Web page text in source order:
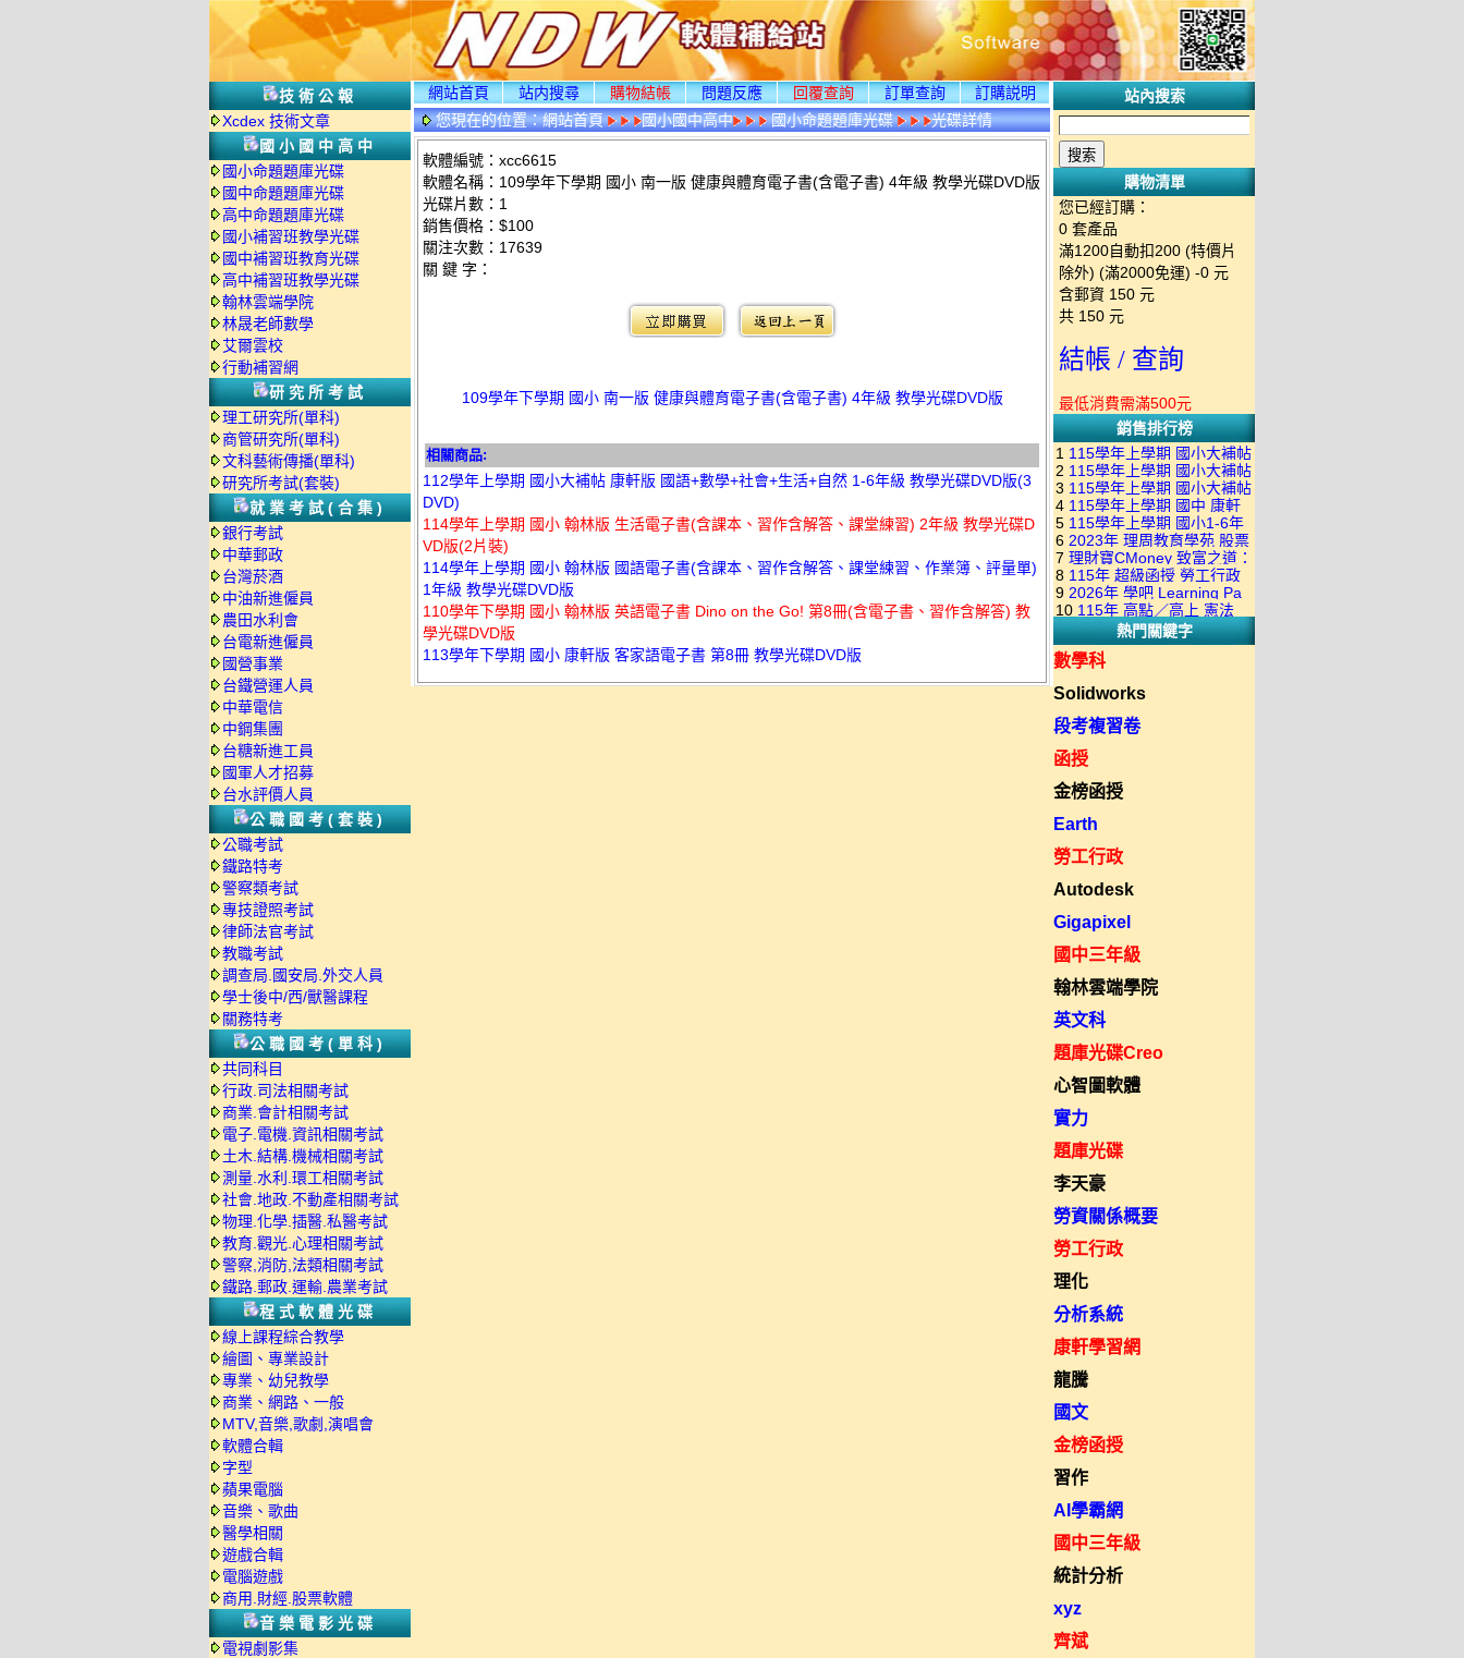
技術公報
Xcdex 技術文章
國小國中高中
國小命題題庫光碟
國中命題題庫光碟
高中命題題庫光碟
國小補習班教學光碟
國中補習班教育光碟
高中補習班教學光碟
翰林雲端學院
林晟老師數學
艾爾雲校
行動補習網
研究所考試
理工研究所(單科)
商管研究所(單科)
文科藝術傳播(單科)
研究所考試(套裝)
就業考試(合集)
銀行考試
中華郵政
台灣菸酒
中油新進僱員
農田水利會
台電新進僱員
國營事業
台鐵營運人員
中華電信
中鋼集團
台糖新進工員
國軍人才招募
台水評價人員
公職國考(套裝)
公職考試
鐵路特考
警察類考試
專技證照考試
律師法官考試
教職考試
調查局.國安局.外交人員
學士後中/西/獸醫課程
關務特考
公職國考(單科)
共同科目
行政.司法相關考試
商業.會計相關考試
電子.電機.資訊相關考試
土木.結構.機械相關考試
測量.水利.環工相關考試
社會.地政.不動產相關考試
物理.化學.插醫.私醫考試
教育.觀光.心理相關考試
警察,消防,法類相關考試
鐵路.郵政.運輸.農業考試
程式軟體光碟
線上課程綜合教學
繪圖、專業設計
專業、幼兒教學
商業、網路、一般
MTV,音樂,歌劇,演唱會
軟體合輯
字型
蘋果電腦
音樂、歌曲
醫學相關
遊戲合輯
電腦遊戲
商用.財經.股票軟體
音樂電影光碟
電視劇影集
網站首頁 站内搜尋 購物結帳 問題反應 回覆查詢 訂單查詢
訂購説明
您現在的位置：網站首頁 國小國中高中 國小命題題庫光碟 光碟詳情
軟體編號：xcc6615
軟體名稱：109學年下學期 國小 南一版 健康與體育電子書(含電子書) 4年級 教學光碟DVD版
光碟片數：1
銷售價格：$100
關注次數： 17639
關 鍵 字：
109學年下學期 國小 南一版 健康與體育電子書(含電子書) 4年級 教學光碟DVD版
相關商品:
112學年上學期 國小大補帖 康軒版 國語+數學+社會+生活+自然 1-6年級 教學光碟DVD版(3
DVD)
114學年上學期 國小 翰林版 生活電子書(含課本、習作含解答、課堂練習) 2年級 教學光碟D
VD版(2片裝)
114學年上學期 國小 翰林版 國語電子書(含課本、習作含解答、課堂練習、作業簿、評量單)
1年級 教學光碟DVD版
110學年下學期 國小 翰林版 英語電子書 Dino on the Go! 第8冊(含電子書、習作含解答) 教
學光碟DVD版
113學年下學期 國小 康軒版 客家語電子書 第8冊 教學光碟DVD版
站內搜索
購物清單
您已經訂購：
0 套產品
滿1200自動扣200 (特價片
除外) (滿2000免運) -0 元
含郵資 150 元
共 150 元
結帳 / 查詢
最低消費需滿500元
銷售排行榜
1 115學年上學期 國小大補帖
南一版 國語+數學+社會+生活
+自然 1-6年級 教學光碟DVD
版(3DVD)
2 115學年上學期 國小大補帖
康軒版 國語+數學+社會+生活
+自然 1-6年級 教學光碟DVD
版(3DVD)
3 115學年上學期 國小大補帖
翰林版 國語+數學+社會+生活
+自然 1-6年級 教學光碟DVD
版(3DVD)
4 115學年上學期 國中 康軒
各科平時練習卷&段考複習卷
(補充資源全收錄) DVD版(2片
裝)
5 115學年上學期 國小1-6年
級 習作解答(含康軒.南一.翰林
全版本.全科目)合輯版 DVD版
6 2023年 理周教育學苑 股票
當沖煉金術 主講：朱家泓 國
語發音 DVD版
7 理財寶CMoney 致富之道：
上班族飆股攻略班 主講：朱
家泓+林穎 國語發音 DVD版
8 115年 超級函授 勞工行政
與勞工立法概要 18堂課+總複
習 陸川老師 含PDF講義 函授
DVD(7DVD)
9 2026年 學吧 Learning Pa
小王子 當沖X波段 08課 國語
發音 DVD版(2DVD)
10 115年 高點／高上 憲法
18堂課 宗台大老師 含PDF講
義 函授DVD(8DVD)【適用於
熱門關鍵字
數學科
Solidworks
段考複習卷
函授
金榜函授
Earth
勞工行政
Autodesk
Gigapixel
國中三年級
翰林雲端學院
英文科
題庫光碟Creo
心智圖軟體
實力
題庫光碟
李天豪
勞資關係概要
勞工行政
理化
分析系統
康軒學習網
龍騰
國文
金榜函授
習作
AI學霸網
國中三年級
統計分析
xyz
齊斌